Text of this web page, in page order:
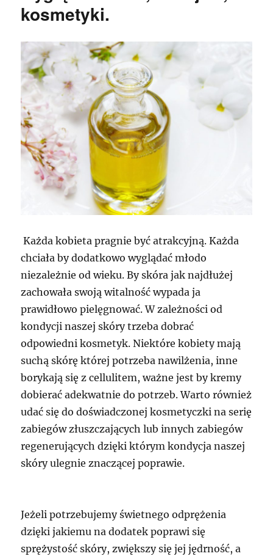
kosmetyki.
Każda kobieta pragnie być atrakcyjną. Każda
chciała by dodatkowo wyglądać młodo
niezależnie od wieku. By skóra jak najdłużej
zachowała swoją witalność wypada ja
prawidłowo pielęgnować. W zależności od
kondycji naszej skóry trzeba dobrać
odpowiedni kosmetyk. Niektóre kobiety mają
suchą skórę której potrzeba nawilżenia, inne
borykają się z cellulitem, ważne jest by kremy
dobierać adekwatnie do potrzeb. Warto również
udać się do doświadczonej kosmetyczki na serię
zabiegów złuszczających lub innych zabiegów
regenerujących dzięki którym kondycja naszej
skóry ulegnie znaczącej poprawie.
Jeżeli potrzebujemy świetnego odprężenia
dzięki jakiemu na dodatek poprawi się
sprężystość skóry, zwiększy się jej jędrność, a